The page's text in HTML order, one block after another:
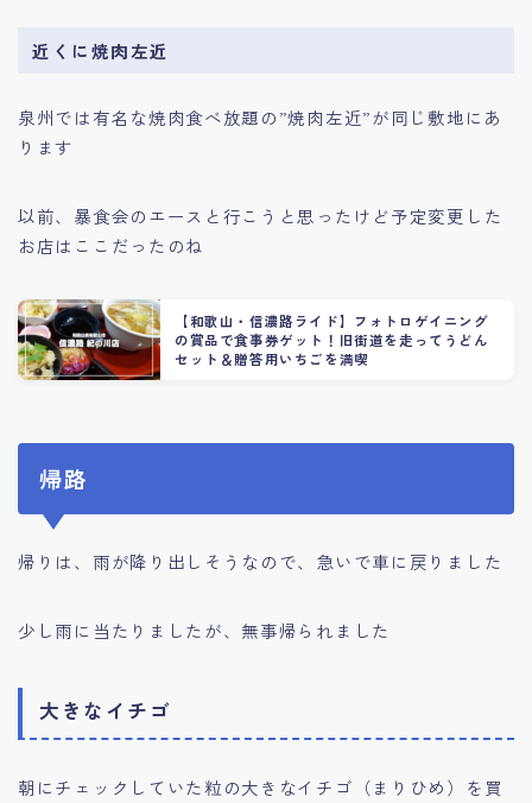
近くに焼肉左近
泉州では有名な焼肉食べ放題の”焼肉左近”が同じ敷地にあ
ります
以前、暴食会のエースと行こうと思ったけど予定変更した
お店はここだったのね
【和歌山・信濃路ライド】フォトロゲイニング
の賞品で食事券ゲット！旧街道を走ってうどん
セット＆贈答用いちごを満喫
帰路
帰りは、雨が降り出しそうなので、急いで車に戻りました
少し雨に当たりましたが、無事帰られました
大きなイチゴ
朝にチェックしていた粒の大きなイチゴ（まりひめ）を買